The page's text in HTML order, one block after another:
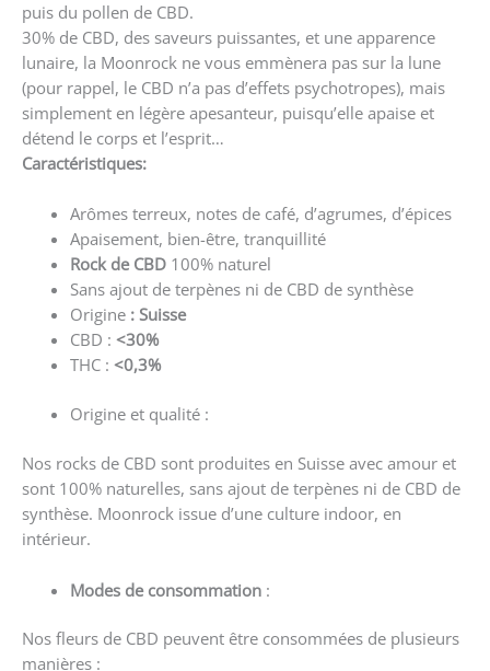
puis du pollen de CBD.
30% de CBD, des saveurs puissantes, et une apparence
lunaire, la Moonrock ne vous emmènera pas sur la lune
(pour rappel, le CBD n’a pas d’effets psychotropes), mais
simplement en légère apesanteur, puisqu’elle apaise et
détend le corps et l’esprit…
Caractéristiques:
Arômes terreux, notes de café, d’agrumes, d’épices
Apaisement, bien-être, tranquillité
Rock de CBD 100% naturel
Sans ajout de terpènes ni de CBD de synthèse
Origine: Suisse
CBD : <30%
THC : <0,3%
Origine et qualité :
Nos rocks de CBD sont produites en Suisse avec amour et
sont 100% naturelles, sans ajout de terpènes ni de CBD de
synthèse. Moonrock issue d’une culture indoor, en
intérieur.
Modes de consommation:
Nos fleurs de CBD peuvent être consommées de plusieurs
manières :